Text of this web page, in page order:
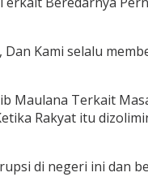
Kami selalu
Maulana Terkait
Rakyat itu
di negeri ini dan